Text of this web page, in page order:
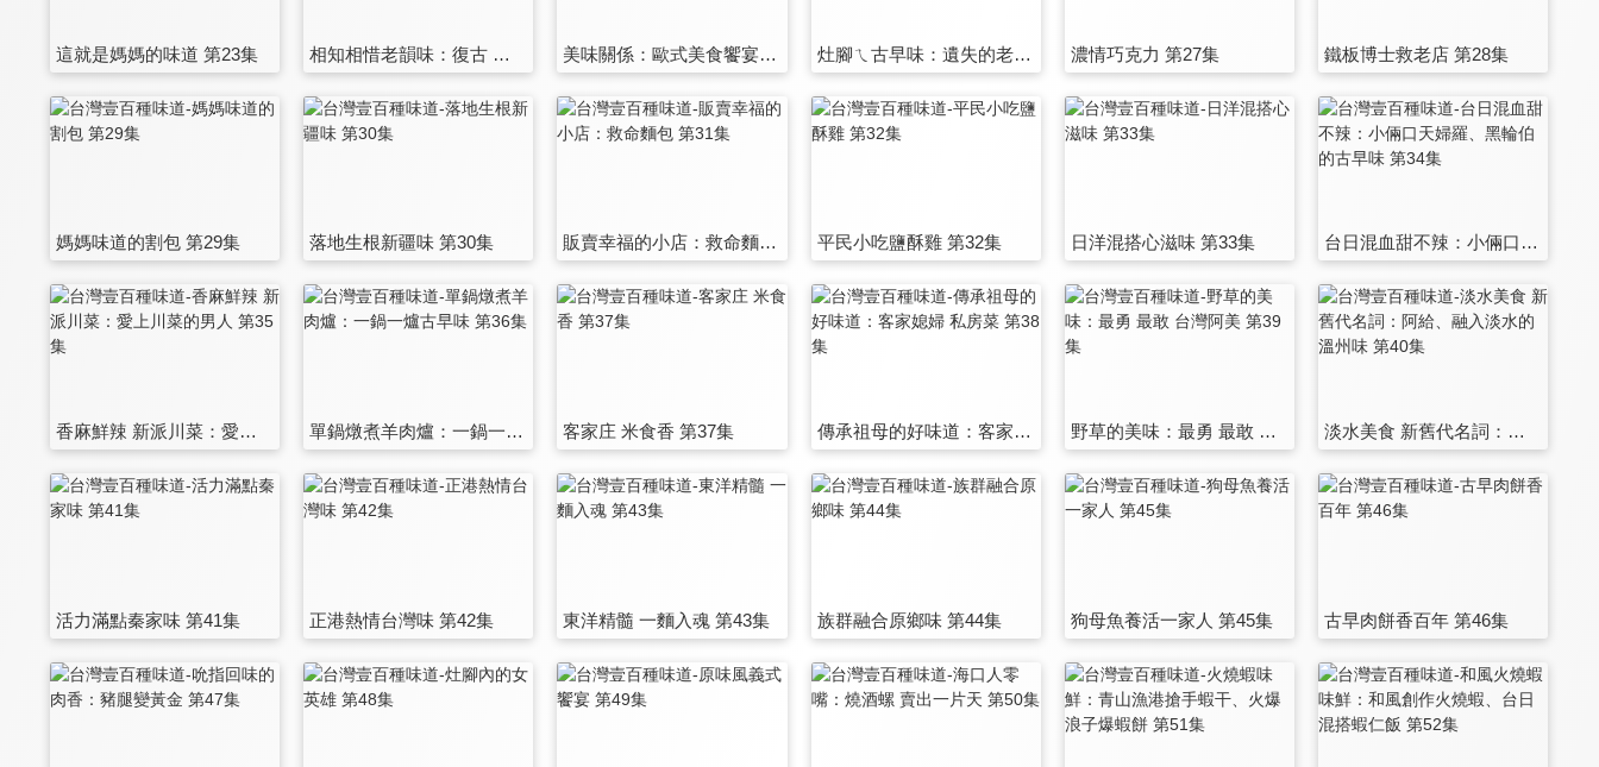
這就是媽媽的味道 第23集 相知相惜老韻味：復古 時光機 第24集 美味關係：歐式美食饗宴、有愛的糕點 第25集 灶腳ㄟ古早味：遺失的老味道 第26集 濃情巧克力 第27集 鐵板博士救老店 第28集
媽媽味道的割包 第29集 落地生根新疆味 第30集 販賣幸福的小店：救命麵包 第31集 平民小吃鹽酥雞 第32集 日洋混搭心滋味 第33集 台日混血甜不辣：小倆口天婦羅、黑輪伯的古早味 第34集
香麻鮮辣 新派川菜：愛上川菜的男人 第35集 單鍋燉煮羊肉爐：一鍋一爐古早味 第36集 客家庄 米食香 第37集 傳承祖母的好味道：客家媳婦 私房菜 第38集 野草的美味：最勇 最敢 台灣阿美 第39集 淡水美食 新舊代名詞：阿給、融入淡水的溫州味 第40集
活力滿點秦家味 第41集 正港熱情台灣味 第42集 東洋精髓 一麵入魂 第43集 族群融合原鄉味 第44集 狗母魚養活一家人 第45集 古早肉餅香百年 第46集